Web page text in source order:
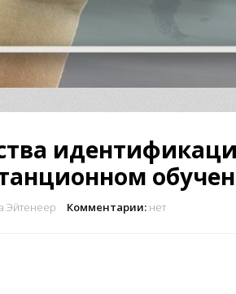
Эйтенеер Комментарии: нет